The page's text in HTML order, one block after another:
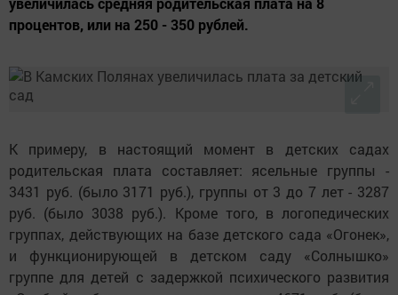
процентов, или на 250 - 350 рублей.
К примеру, в настоящий момент в детских садах
родительская плата составляет: ясельные группы -
3431 руб. (было 3171 руб.), группы от 3 до 7 лет - 3287
руб. (было 3038 руб.). Кроме того, в логопедических
группах, действующих на базе детского сада «Огонек»,
и функционирующей в детском саду «Солнышко»
группе для детей с задержкой психического развития